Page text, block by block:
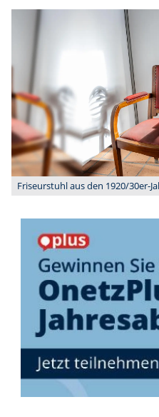
Friseurstuhl aus den 1920/30er-